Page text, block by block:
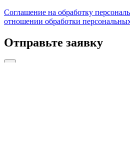
Соглашение на обработку
отношении обработки
Отправьте заявку